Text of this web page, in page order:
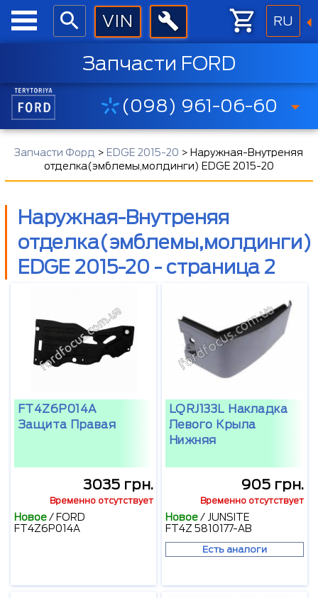
RU
Запчасти FORD
(098) 961-06-60
Запчасти Форд > EDGE 2015-20 > Наружная-Внутреняя
отделка(эмблемы,молдинги) EDGE 2015-20
Наружная-Внутреняя
отделка(эмблемы,молдинги)
EDGE 2015-20 - страница 2
FT4Z6P014A
Защита Правая
3035 грн.
Временно отсутствует
Новое/ FORD
FT4Z6P014A
LQRJ133L Накладка
Левого Крыла
Нижняя
905 грн.
Временно отсутствует
Новое/ JUNSITE
FT4Z 5810177-AB
Есть аналоги